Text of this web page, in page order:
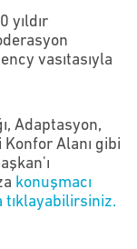
yıldır
vasıtasıyla
Adaptasyon,
Alanı gibi
konuşmacı